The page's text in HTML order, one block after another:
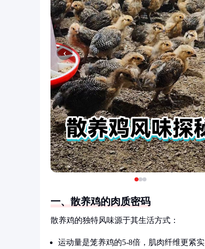
‹
一、散养鸡的肉质密码
散养鸡的独特风味源于其生活方式：
运动量是笼养鸡的5-8倍，肌肉纤维更紧实